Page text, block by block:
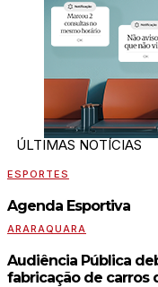
ÚLTIMAS NOTÍCIAS
ESPORTES
Agenda Esportiva
ARARAQUARA
Audiência Pública
fabricação de carros